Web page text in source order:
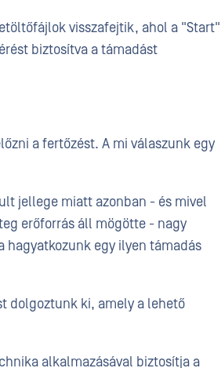
visszafejtik, ahol a "Start"
biztosítva a támadást
a fertőzést. A mi válaszunk egy
jellege miatt azonban - és mivel
erőforrás áll mögötte - nagy
egy ilyen támadás
dolgoztunk ki, amely a lehető
alkalmazásával biztosítja a